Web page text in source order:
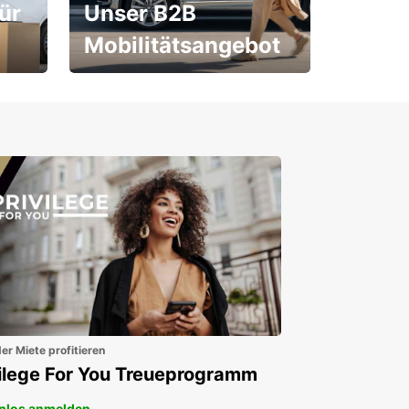
Unser B2B
Mobilitätsangebot
Miete profitieren
For You Treueprogramm